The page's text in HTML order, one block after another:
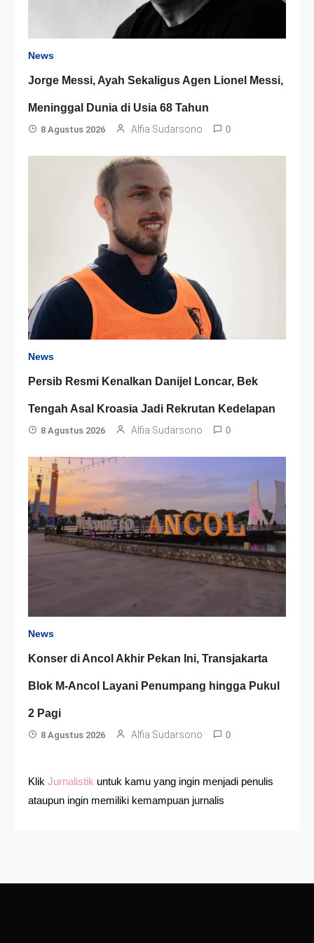
News
Jorge Messi, Ayah Sekaligus Agen Lionel Messi,
Meninggal Dunia di Usia 68 Tahun
8 Agustus 2026 Alfia Sudarsono 0
News
Persib Resmi Kenalkan Danijel Loncar, Bek
Tengah Asal Kroasia Jadi Rekrutan Kedelapan
8 Agustus 2026 Alfia Sudarsono 0
News
Konser di Ancol Akhir Pekan Ini, Transjakarta
Blok M-Ancol Layani Penumpang hingga Pukul
2 Pagi
8 Agustus 2026 Alfia Sudarsono 0
Klik Jurnalistik untuk kamu yang ingin menjadi penulis
ataupun ingin memiliki kemampuan jurnalis